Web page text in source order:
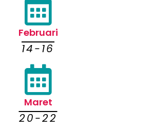
Februari
14-16
Maret
20-22